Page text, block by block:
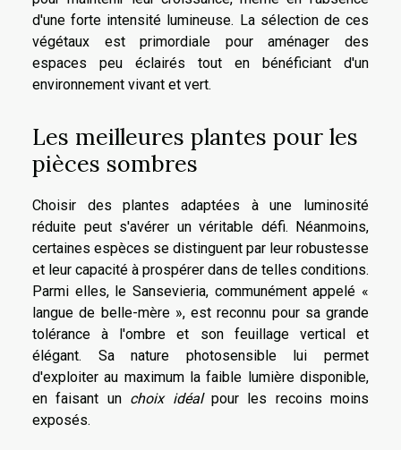
d'une forte intensité lumineuse. La sélection de ces
végétaux est primordiale pour aménager des
espaces peu éclairés tout en bénéficiant d'un
environnement vivant et vert.
Les meilleures plantes pour les
pièces sombres
Choisir des plantes adaptées à une luminosité
réduite peut s'avérer un véritable défi. Néanmoins,
certaines espèces se distinguent par leur robustesse
et leur capacité à prospérer dans de telles conditions.
Parmi elles, le Sansevieria, communément appelé «
langue de belle-mère », est reconnu pour sa grande
tolérance à l'ombre et son feuillage vertical et
élégant. Sa nature photosensible lui permet
d'exploiter au maximum la faible lumière disponible,
en faisant un choix idéalpour les recoins moins
exposés.